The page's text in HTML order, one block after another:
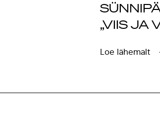
„VIIS JA
Loe lähemalt